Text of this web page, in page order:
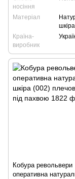
носіння
Матеріал
шкіра
Країна-
виробник
Кобура револьвери
оперативна